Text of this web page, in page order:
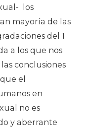
los
mayoría de las
del 1
a los que nos
conclusiones
el
en
no es
y aberrante